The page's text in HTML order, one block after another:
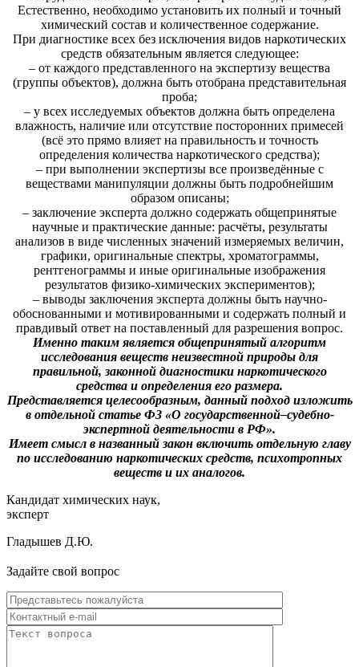
Естественно, необходимо установить их полный и точный
химический состав и количественное содержание.
При диагностике всех без исключения видов наркотических
средств обязательным является следующее:
– от каждого представленного на экспертизу вещества
(группы объектов), должна быть отобрана представительная
проба;
– у всех исследуемых объектов должна быть определена
влажность, наличие или отсутствие посторонних примесей
(всё это прямо влияет на правильность и точность
определения количества наркотического средства);
– при выполнении экспертизы все произведённые с
веществами манипуляции должны быть подробнейшим
образом описаны;
– заключение эксперта должно содержать общепринятые
научные и практические данные: расчёты, результаты
анализов в виде численных значений измеряемых величин,
графики, оригинальные спектры, хроматограммы,
рентгенограммы и иные оригинальные изображения
результатов физико-химических экспериментов);
– выводы заключения эксперта должны быть научно-
обоснованными и мотивированными и содержать полный и
правдивый ответ на поставленный для разрешения вопрос.
Именно таким является общепринятый алгоритм
исследования веществ неизвестной природы для
правильной, законной диагностики наркотического
средства и определения его размера.
Представляется целесообразным, данный подход изложить
в отдельной статье ФЗ «О государственной–судебно-
экспертной деятельности в РФ».
Имеет смысл в названный закон включить отдельную главу
по исследованию наркотических средств, психотропных
веществ и их аналогов.
Кандидат химических наук,
эксперт
Гладышев Д.Ю.
Задайте свой вопрос